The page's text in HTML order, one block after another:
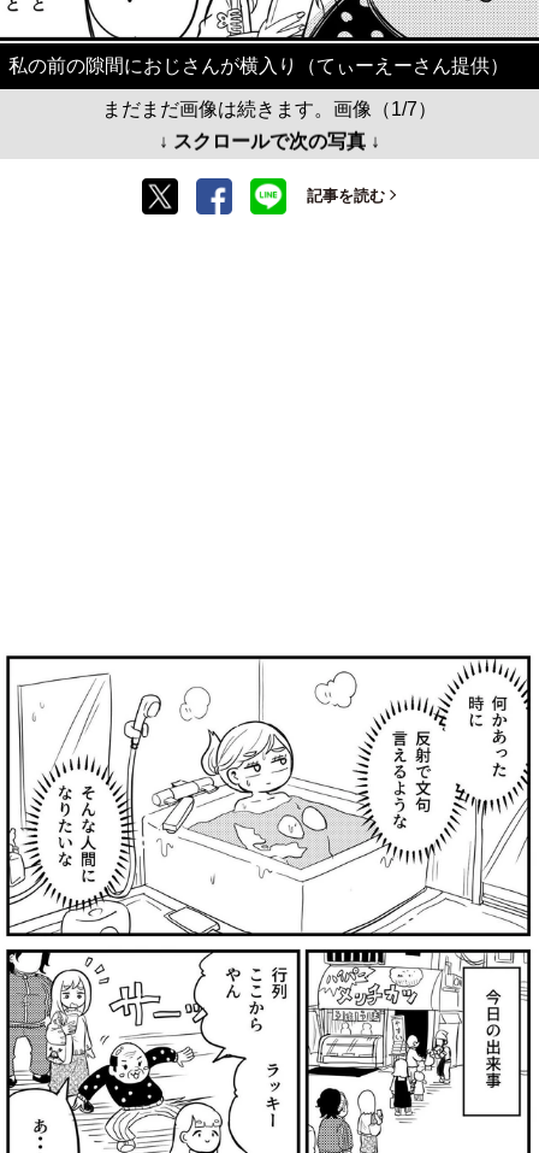
私の前の隙間におじさんが横入り（てぃーえーさん提供）
まだまだ画像は続きます。画像（1/7）
↓ スクロールで次の写真 ↓
記事を読む